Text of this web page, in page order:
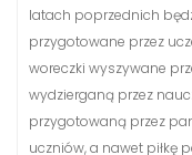
latach poprzednich
przygotowane przez
woreczki wyszywane
wydzierganą przez
przygotowaną przez
uczniów, a nawet piłkę